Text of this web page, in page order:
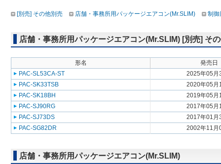
[別売] その他別売 店舗・事務所用パッケージエアコン(Mr.SLIM) 制御
店舗・事務所用パッケージエアコン(Mr.SLIM) [別売] そ
形名
発売日
PAC-SL53CA-ST
2025年05月
PAC-SK33TSB
2020年05月
PAC-SK18BH
2019年05月
PAC-SJ90RG
2017年05月
PAC-SJ73DS
2017年01月
PAC-SG82DR
2002年11月
店舗・事務所用パッケージエアコン(Mr.SLIM)